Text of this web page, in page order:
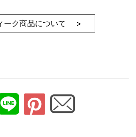
ーク商品について >